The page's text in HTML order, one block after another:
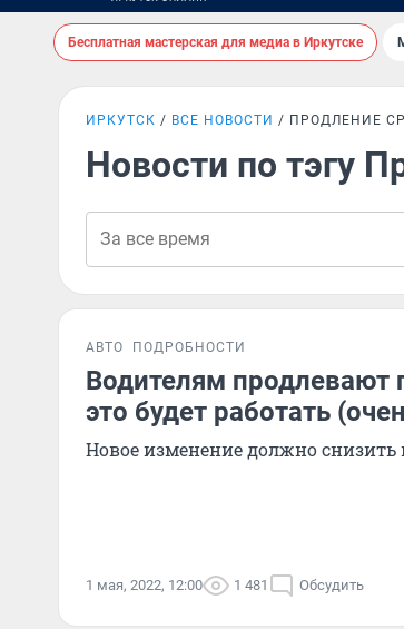
Бесплатная мастерская для медиа в Иркутске
ИРКУТСК ВСЕ НОВОСТИ ПРОДЛЕНИЕ
Новости по тэгу
АВТО ПОДРОБНОСТИ
Водителям продлевают
это будет работать
Новое изменение должно снизить
1 мая, 2022, 12:00 1 481 Обсудить